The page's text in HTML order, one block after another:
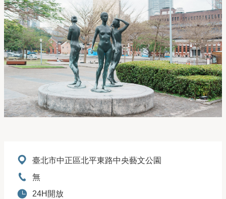
地址：臺北市中正區北平東路中央藝文公園
電話：
無
開放時間：
24H開放